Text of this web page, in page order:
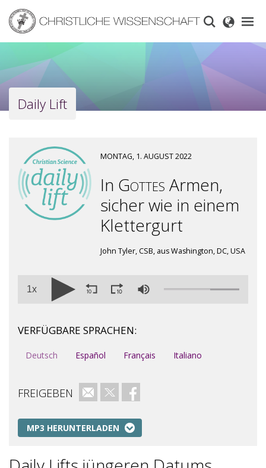
main
content
Daily Lift
MONTAG, 1. AUGUST 2022
In Gottes Armen,
sicher wie in einem
Klettergurt
John Tyler, CSB, aus Washington, DC, USA
1x
VERFÜGBARE SPRACHEN:
Deutsch Español Français Italiano
FREIGEBEN E-MailTwitterFacebook
MP3 HERUNTERLADEN